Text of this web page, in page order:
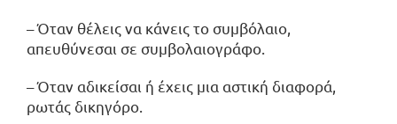
– Όταν θέλεις να κάνεις το συμβόλαιο,
απευθύνεσαι σε συμβολαιογράφο.
– Όταν αδικείσαι ή έχεις μια αστική διαφορά,
ρωτάς δικηγόρο.